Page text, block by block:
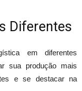
Diferentes
em diferentes
sua produção mais
e se destacar na